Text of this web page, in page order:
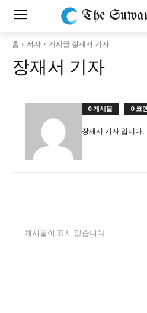
The
홈 저자 게시글 장재서 기자
장재서 기자
0 게시물 0 코
장재서 기자 입니다.
게시물이 표시 없습니다